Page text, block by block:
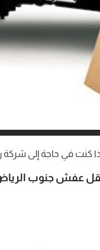
كنت في حاجة إلى
عفش جنوب